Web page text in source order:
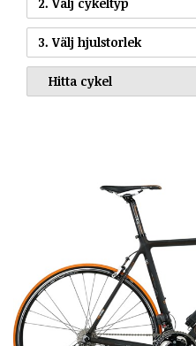
3. Välj hjulstorlek